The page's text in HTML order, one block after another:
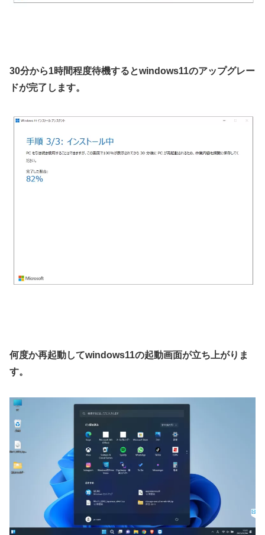
30分から1時間程度待機するとwindows11のアップグレー
ドが完了します。
何度か再起動してwindows11の起動画面が立ち上がりま
す。